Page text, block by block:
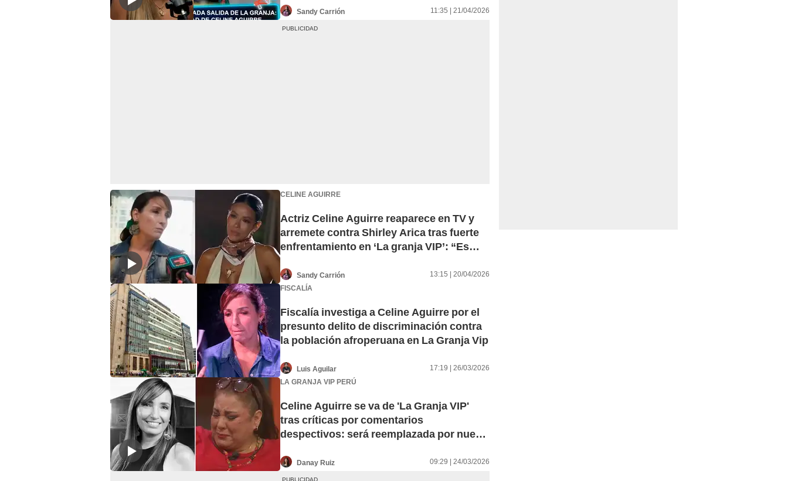
Sandy Carrión 11:35 | 21/04/2026
CELINE AGUIRRE
Actriz Celine Aguirre reaparece en TV y
arremete contra Shirley Arica tras fuerte
enfrentamiento en ‘La granja VIP’: “Es
Sandy Carrión
13:15 | 20/04/2026
FISCALÍA
Fiscalía investiga a Celine Aguirre por el
presunto delito de discriminación contra
la población afroperuana en La Granja Vip
Luis Aguilar
17:19 | 26/03/2026
LA GRANJA VIP PERÚ
Celine Aguirre se va de 'La Granja VIP'
tras críticas por comentarios
despectivos: será reemplazada por nuevo
Danay Ruiz 09:29 | 24/03/2026